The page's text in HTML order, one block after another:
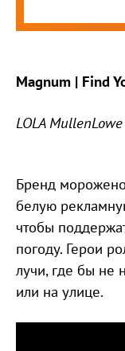
Magnum | Find
LOLA MullenLowe
Бренд
белую
чтобы
погоду. Герои
лучи, где бы не
или на улице.